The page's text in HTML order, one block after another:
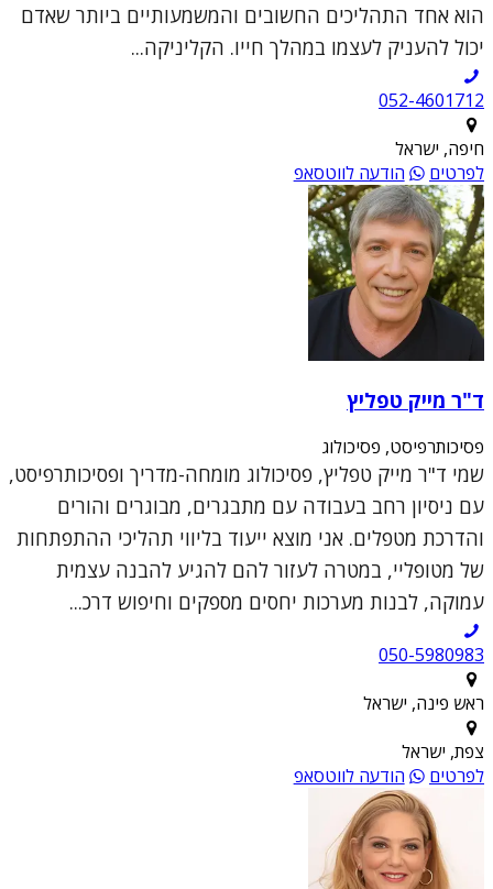
הוא אחד התהליכים החשובים והמשמעותיים ביותר שאדם
יכול להעניק לעצמו במהלך חייו. הקליניקה...
052-4601712
חיפה, ישראל
לפרטים
הודעה לווטסאפ
ד"ר מייק טפליץ
פסיכותרפיסט, פסיכולוג
שמי ד"ר מייק טפליץ, פסיכולוג מומחה-מדריך ופסיכותרפיסט,
עם ניסיון רחב בעבודה עם מתבגרים, מבוגרים והורים
והדרכת מטפלים. אני מוצא ייעוד בליווי תהליכי ההתפתחות
של מטופליי, במטרה לעזור להם להגיע להבנה עצמית
עמוקה, לבנות מערכות יחסים מספקים וחיפוש דרכ...
050-5980983
ראש פינה, ישראל
צפת, ישראל
לפרטים
הודעה לווטסאפ